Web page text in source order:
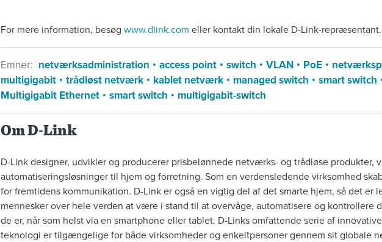
For mere information, besøg www.dlink.com eller kontakt din lokale D-Link-repræsentant.
Emner: netværksadministration access point switch VLAN PoE
multigigabit
trådløst netværk kablet netværk managed switch
smart switch
Multigigabit Ethernet
smart switch multigigabit-switch
Om D-Link
D-Link designer, udvikler og producerer prisbelønnede netværks- og trådløse produkter,
automatiseringsløsninger til hjem og forretning. Som en verdensledende virksomhed
for fremtidens kommunikation. D-Link er også en vigtig del af det smarte hjem, så det er
mennesker over hele verden at være i stand til at overvåge, automatisere og kontrollere
de er, når som helst via en smartphone eller tablet. D-Links omfattende serie af
teknologi er tilgængelige for både virksomheder og enkeltpersoner gennem sit globale